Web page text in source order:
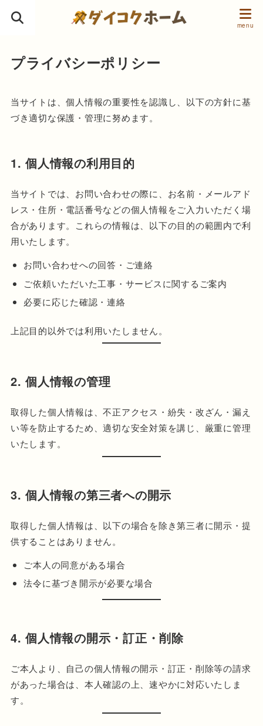
プライバシーポリシー
当サイトは、個人情報の重要性を認識し、以下の方針に基
づき適切な保護・管理に努めます。
1. 個人情報の利用目的
当サイトでは、お問い合わせの際に、お名前・メールアド
レス・住所・電話番号などの個人情報をご入力いただく場
合があります。これらの情報は、以下の目的の範囲内で利
用いたします。
お問い合わせへの回答・ご連絡
ご依頼いただいた工事・サービスに関するご案内
必要に応じた確認・連絡
上記目的以外では利用いたしません。
2. 個人情報の管理
取得した個人情報は、不正アクセス・紛失・改ざん・漏え
い等を防止するため、適切な安全対策を講じ、厳重に管理
いたします。
3. 個人情報の第三者への開示
取得した個人情報は、以下の場合を除き第三者に開示・提
供することはありません。
ご本人の同意がある場合
法令に基づき開示が必要な場合
4. 個人情報の開示・訂正・削除
ご本人より、自己の個人情報の開示・訂正・削除等の請求
があった場合は、本人確認の上、速やかに対応いたしま
す。